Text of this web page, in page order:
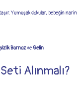
Yumuşak dokular, bebeğin narin
BornozveGelin
Alınmalı?